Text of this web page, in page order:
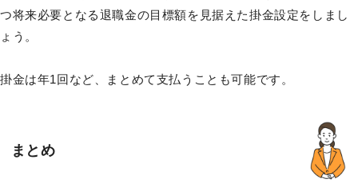
つ将来必要となる退職金の目標額を見据えた掛金設定をしまし
ょう。
掛金は年1回など、まとめて支払うことも可能です。
まとめ